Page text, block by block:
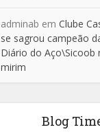
adminab em Clube
se sagrou campeão
Diário do Aço\Sicoob
mirim
Blog